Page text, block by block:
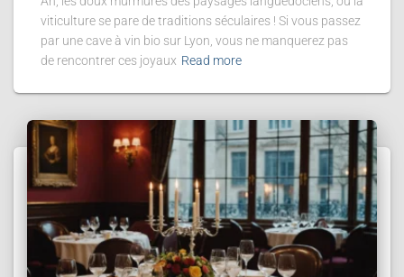
viticulture se pare de traditions séculaires ! Si vous passez
par une cave à vin bio sur Lyon, vous ne manquerez pas
de rencontrer ces joyaux Read more